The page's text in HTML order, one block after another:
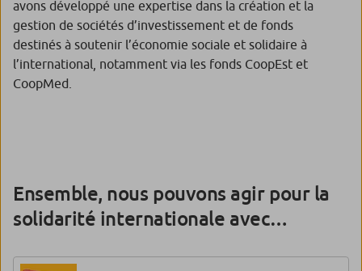
avons développé une expertise dans la création et la
gestion de sociétés d’investissement et de fonds
destinés à soutenir l’économie sociale et solidaire à
l’international, notamment via les fonds CoopEst et
CoopMed.
Ensemble, nous pouvons agir pour la
solidarité internationale avec…